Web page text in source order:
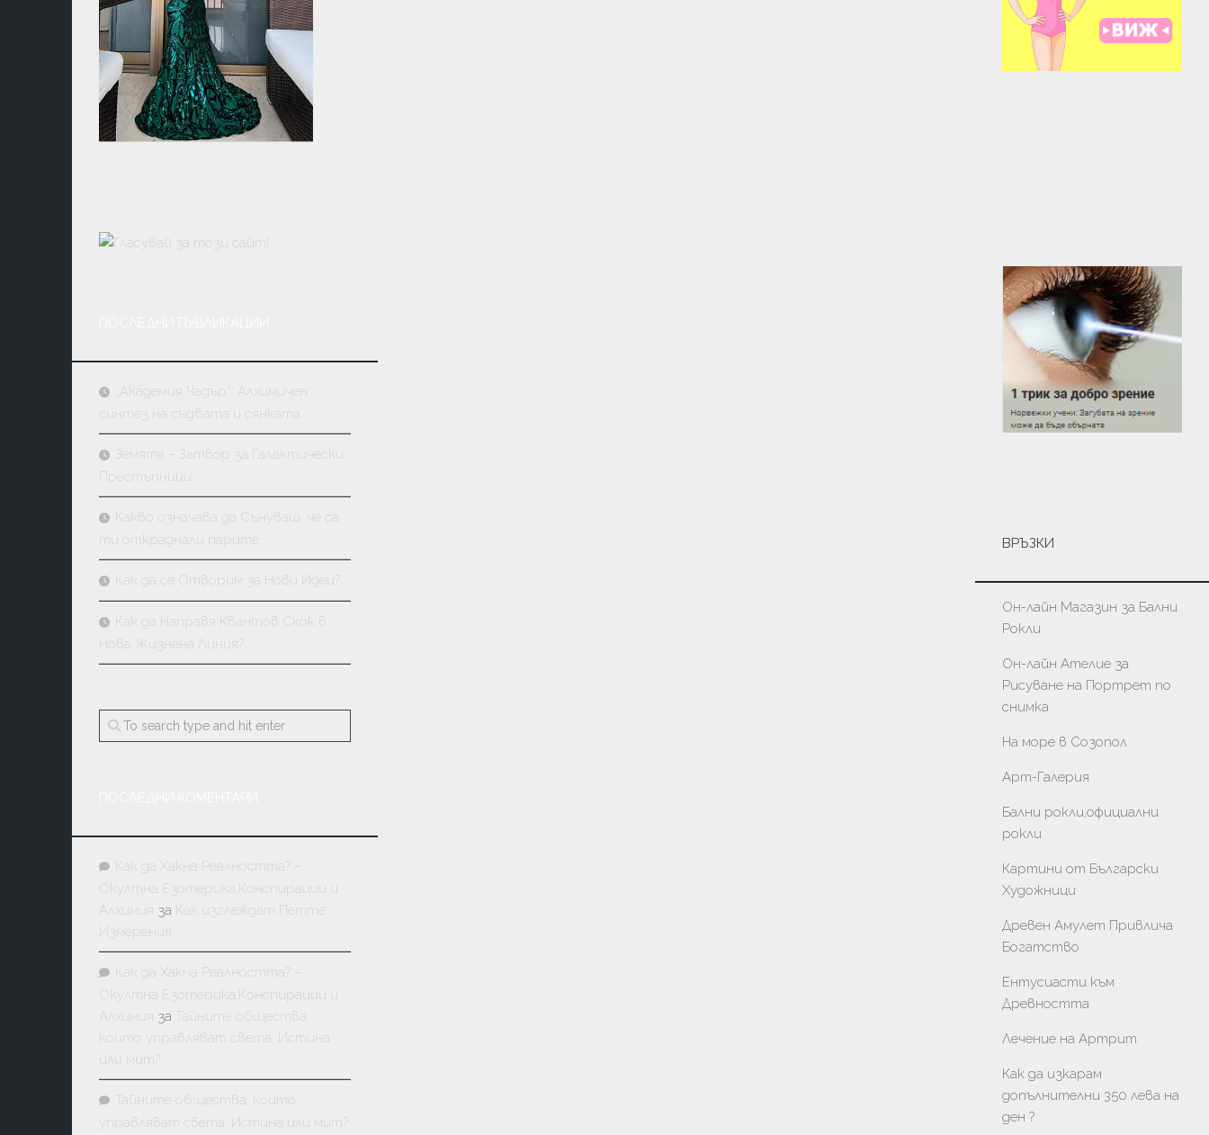
„Академия Чадър“: Алхимичен
синтез на съдбата и сянката
Земята – Затвор за Галактически
Престъпници
Kакво означава да Сънуваш ,че са
ти откраднали парите
Как да се Отворим за Нови Идеи?
Как да Направя Квантов Скок в
Нова Жизнена Линия?
Как да Хакна Реалността? –
Окултна Езотерика,Конспирации и
Алхимия за Как изглеждат Петте
Измерения
Как да Хакна Реалността? –
Окултна Езотерика,Конспирации и
Алхимия за Тайните общества,
които управляват света: Истина
или мит?
Тайните общества, които
управляват света: Истина или мит?
ВРЪЗКИ
Он-лайн Магазин за Бални
Рокли
Он-лайн Ателие за
Рисуване на Портрет по
снимка
На море в Созопол
Арт-Галерия
Бални рокли,официални
рокли
Картини от Български
Художници
Древен Амулет Привлича
Богатство
Ентусиасти към
Древността
Лечение на Артрит
Как да изкарам
допълнителни 350 лева на
ден ?